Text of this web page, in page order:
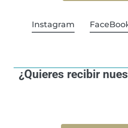
Instagram
¿Quieres recibir